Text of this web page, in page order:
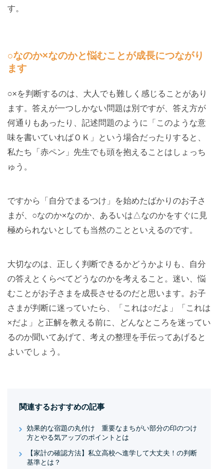
す。
○なのか×なのかと悩むことが成長につながり
ます
○×を判断するのは、大人でも難しく感じることがあり
ます。答えが一つしかない問題は別ですが、答え方が
何通りもあったり、記述問題のように「このような意
味を書いていればＯＫ」という場合だったりすると、
私たち「赤ペン」先生でも頭を抱えることはしょっち
ゅう。
ですから「自分でまるつけ」を始めたばかりのお子さ
まが、○なのか×なのか、あるいは△なのかをすぐに見
極められないとしても当然のことといえるのです。
大切なのは、正しく判断できるかどうかよりも、自分
の答えとくらべてどうなのかを考えること。迷い、悩
むことがお子さまを成長させるのだと思います。お子
さまが判断に迷っていたら、「これは○だよ」「これは
×だよ」と正解を教える前に、どんなところを迷ってい
るのか聞いてあげて、考えの整理を手伝ってあげると
よいでしょう。
関連するおすすめの記事
効果的な宿題の丸付け 重要なまちがい部分の印のつけ
方とやる気アップのポイントとは
【家計の確認方法】私立高校へ進学して大丈夫！の判断
基準とは？